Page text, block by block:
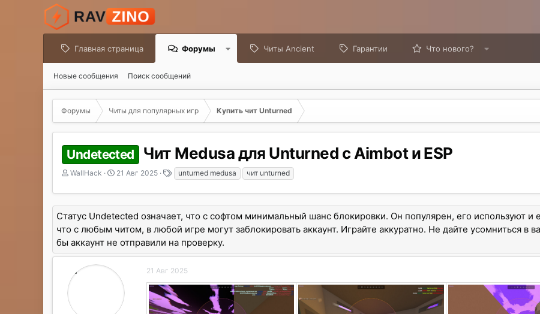
Главная страница Форумы Читы Ancient Гарантии Что нового?
Новые сообщения Поиск сообщений
Форумы Читы для популярных игр Купить чит Unturned
Undetected Чит Medusa для Unturned с Aimbot и ESP
А
т
о
р
т
м
ы
WallHack
Д
т
а
н
а
а
л
21 Авг 2025
е
г
и
unturned medusa чит unturned
Статус Undetected означает, что с софтом минимальный шанс блокировки. Он популярен, его используют
что с любым читом, в любой игре могут заблокировать аккаунт. Играйте аккуратно. Не дайте усомниться в
бы аккаунт не отправили на проверку.
21 Авг 2025